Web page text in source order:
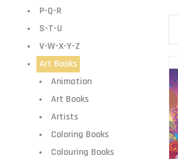
P-Q-R
S-T-U
V-W-X-Y-Z
Art Books
Animation
Art Books
Artists
Coloring Books
Colouring Books